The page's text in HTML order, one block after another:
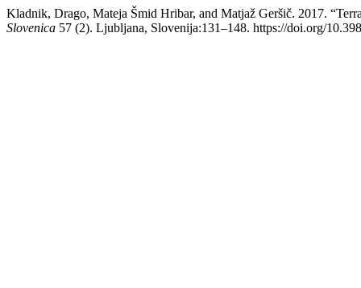
Kladnik, Drago, Mateja Šmid Hribar, and Matjaž Geršič. 2017.
Slovenica 57 (2). Ljubljana, Slovenija:131–148. https://doi.org/